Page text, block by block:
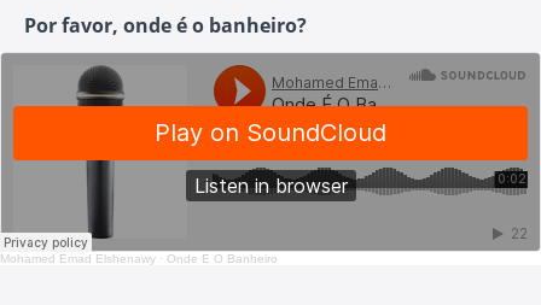
Por favor, onde é o banheiro?
Mohamed Emad Elshenawy · Onde É O Banheiro